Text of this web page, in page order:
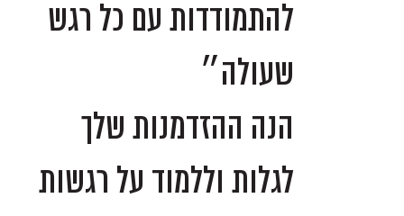
להתמודדות עם כל רגש
שעולה״
הנה ההזדמנות שלך
לגלות וללמוד על רגשות